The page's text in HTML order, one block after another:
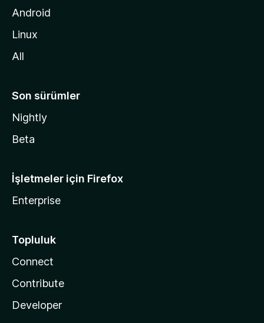
d
Android
Linux
All
Son sürümler
Nightly
Beta
İşletmeler için Firefox
Enterprise
Topluluk
Connect
Contribute
Developer